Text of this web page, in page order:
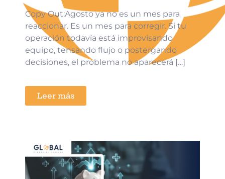
Copy Out:Agosto ya no es un mes para
reaccionar. Es un mes para corregir. Si tu
operación todavía está improvisando
equipo, tensando flujo o postergando
decisiones, el problema no aparecerá […]
Leer más